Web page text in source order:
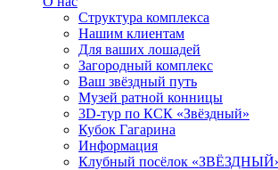
Структура комплекса
Нашим клиентам
Для ваших лошадей
Загородный комплекс
Ваш звёздный путь
Музей ратной конницы
3D-тур по КСК «Звёздный»
Кубок Гагарина
Информация
Клубный посёлок